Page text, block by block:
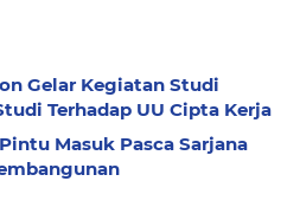
Gelar Kegiatan Studi
Terhadap UU Cipta Kerja
Masuk Pasca Sarjana